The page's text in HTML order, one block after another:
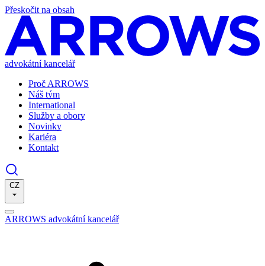
Přeskočit na obsah
advokátní kancelář
Proč ARROWS
Náš tým
International
Služby a obory
Novinky
Kariéra
Kontakt
CZ
ARROWS advokátní kancelář